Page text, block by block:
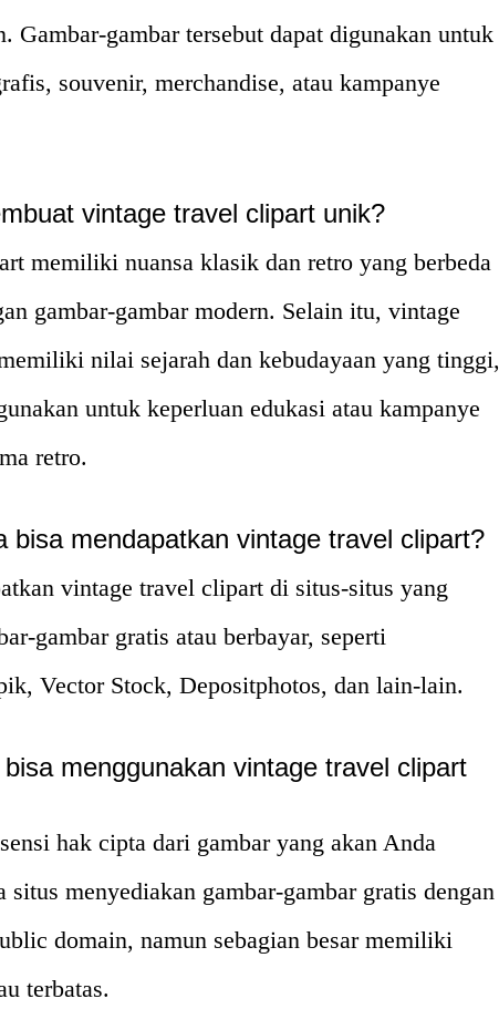
Gambar-gambar tersebut dapat digunakan untuk
souvenir, merchandise, atau kampanye
vintage travel clipart unik?
memiliki nuansa klasik dan retro yang berbeda
gambar-gambar modern. Selain itu, vintage
nilai sejarah dan kebudayaan yang tinggi,
untuk keperluan edukasi atau kampanye
retro.
bisa mendapatkan vintage travel clipart?
vintage travel clipart di situs-situs yang
gambar gratis atau berbayar, seperti
Vector Stock, Depositphotos, dan lain-lain.
menggunakan vintage travel clipart
hak cipta dari gambar yang akan Anda
situs menyediakan gambar-gambar gratis dengan
domain, namun sebagian besar memiliki
terbatas.